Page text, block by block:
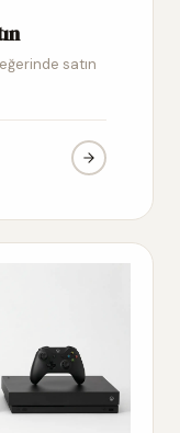
satın